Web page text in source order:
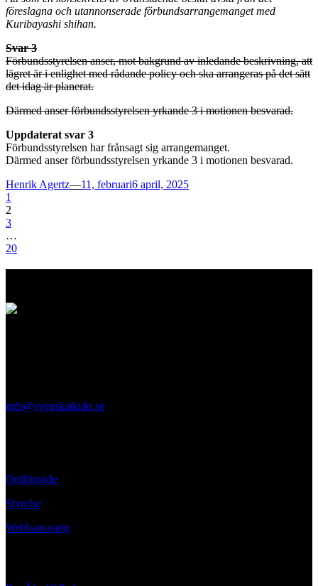
föreslagna och utannonserade förbundsarrangemanget med
Kuribayashi shihan.
Svar 3
Förbundsstyrelsen anser, mot bakgrund av inledande beskrivning, att
lägret är i enlighet med rådande policy och ska arrangeras på det sätt
det idag är planerat.
Därmed anser förbundsstyrelsen yrkande 3 i motionen besvarad.
Uppdaterat svar 3
Förbundsstyrelsen har frånsagt sig arrangemanget.
Därmed anser förbundsstyrelsen yrkande 3 i motionen besvarad.
Henrik Agertz—Posted
11, februari6 april, 2025
1
2
3
…
20
info@svenskaikido.se
Ordförande
Styrelse
Webbansvarig